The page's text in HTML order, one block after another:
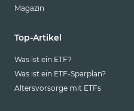
Magazin
Top-Artikel
Was ist ein ETF?
Was ist ein ETF-Sparplan?
Altersvorsorge mit ETFs